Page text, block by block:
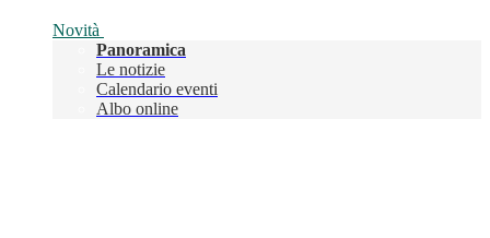
Novità
Panoramica
Le notizie
Calendario eventi
Albo online